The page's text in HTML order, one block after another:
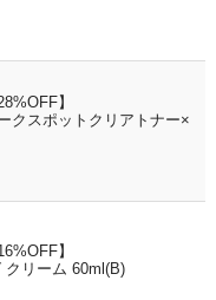
】
クスポットクリアトナー×
】
クリーム 60ml(B)